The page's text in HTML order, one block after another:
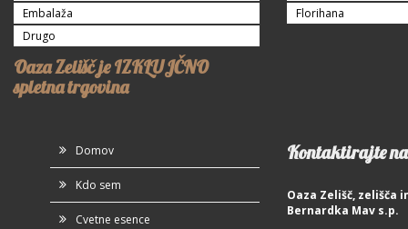
Embalaža
Drugo
Oaza Zelišč je IZKLUJČNO
spletna trgovina
Florihana
Domov
Kdo sem
Cvetne esence
Kontaktirajte
Oaza Zelišč, zelišča
Bernardka Mav s.p.